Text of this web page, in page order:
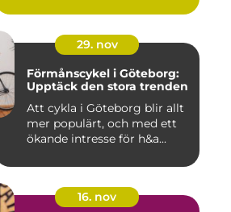
29. nov
Förmånscykel i Göteborg:
Upptäck den stora trenden
Att cykla i Göteborg blir allt
mer populärt, och med ett
ökande intresse för h&a...
16. nov